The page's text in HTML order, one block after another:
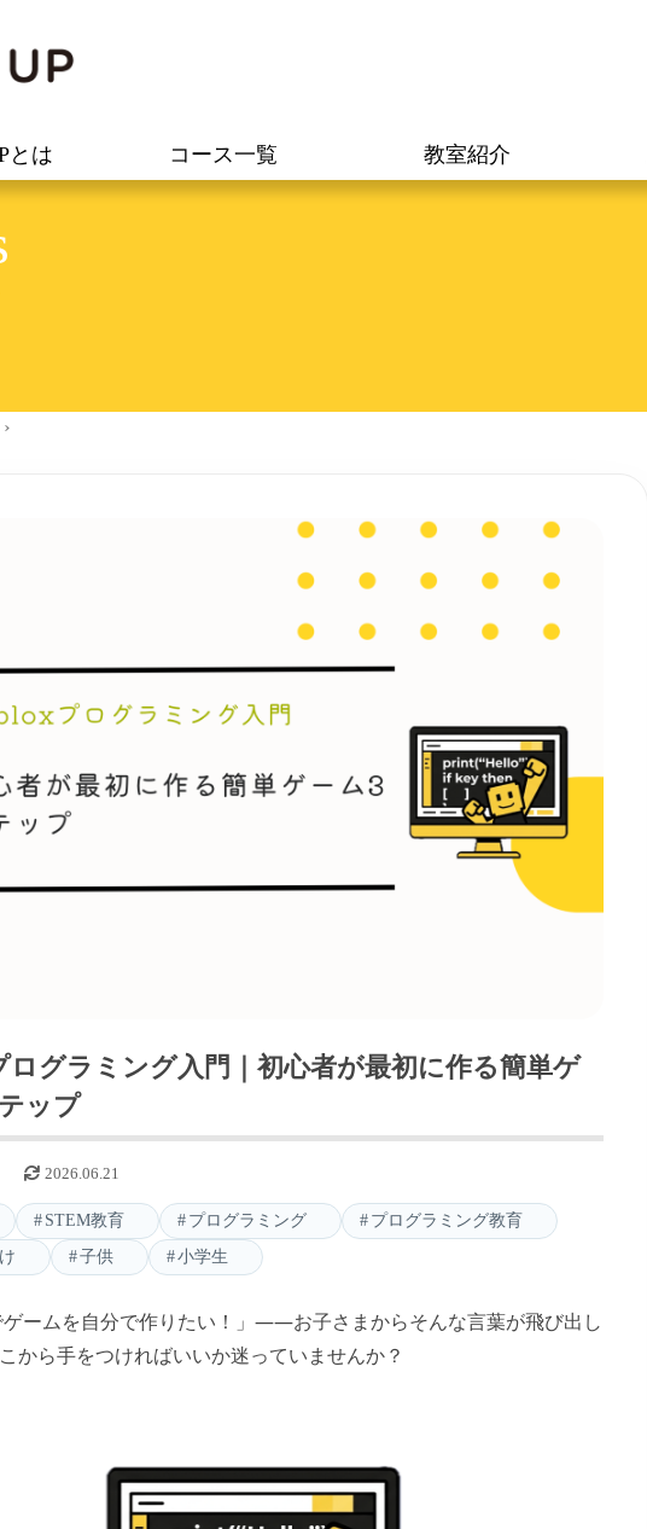
とは コース一覧 教室紹介
ログラミング入門｜初心者が最初に作る簡単ゲ
ップ
2026.06.21
STEM教育 プログラミング
プログラミング教育
子供 小学生
ゲームを自分で作りたい！」——お子さまからそんな言葉が飛び出し
から手をつければいいか迷っていませんか？